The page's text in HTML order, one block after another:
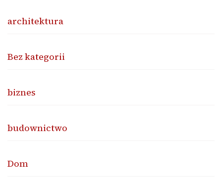
architektura
Bez kategorii
biznes
budownictwo
Dom